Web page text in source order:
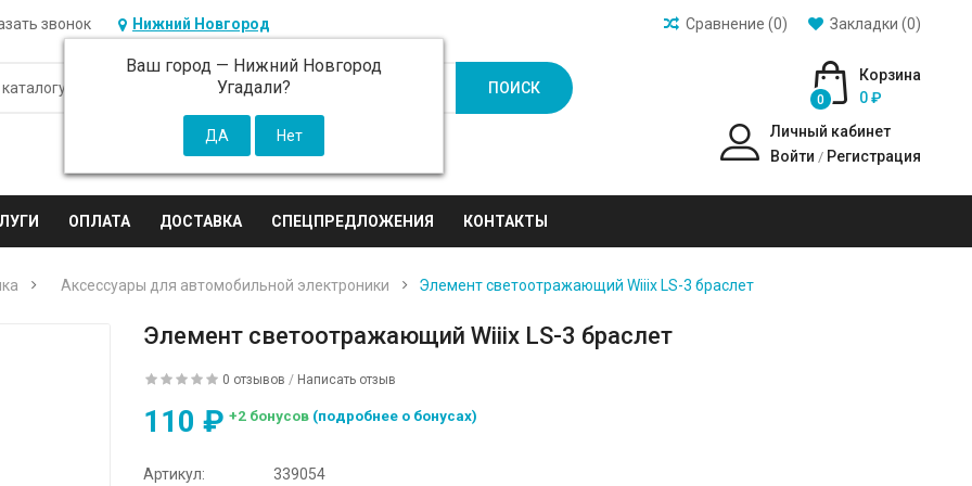
звонок Нижний Новгород
Ваш город — Нижний Новгород
Угадали?
Закладки (0)
Сравнение (0)
ПОИСК
Корзина
0
0 ₽
Личный кабинет
Войти / Регистрация
ОПЛАТА ДОСТАВКА СПЕЦПРЕДЛОЖЕНИЯ КОНТАКТЫ
Аксессуары для автомобильной электроники Элемент светоотражающий Wiiix LS-3 браслет
Элемент светоотражающий Wiiix LS-3 браслет
0 отзывов / Написать отзыв
110 ₽ +2 бонусов (подробнее о бонусах)
Артикул: 339054